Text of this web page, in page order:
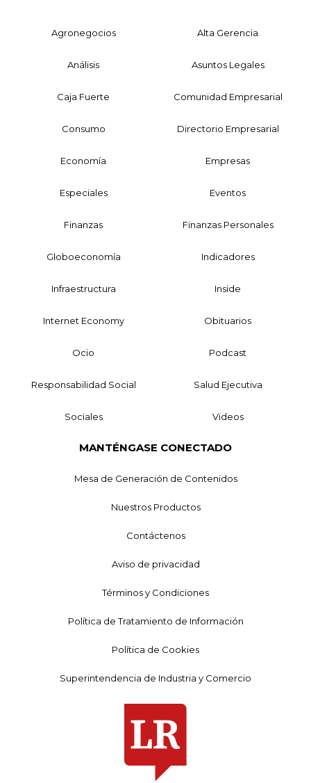
Agronegocios Alta Gerencia
Análisis Asuntos Legales
Caja Fuerte Comunidad Empresarial
Consumo Directorio Empresarial
Economía Empresas
Especiales Eventos
Finanzas Finanzas Personales
Globoeconomía Indicadores
Infraestructura Inside
Internet Economy Obituarios
Ocio Podcast
Responsabilidad Social Salud Ejecutiva
Sociales Videos
MANTÉNGASE CONECTADO
Mesa de Generación de Contenidos
Nuestros Productos
Contáctenos
Aviso de privacidad
Términos y Condiciones
Política de Tratamiento de Información
Política de Cookies
Superintendencia de Industria y Comercio